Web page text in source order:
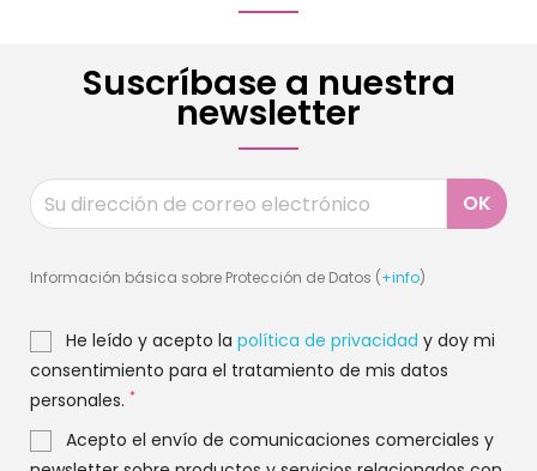
Suscríbase a nuestra
newsletter
Información básica sobre Protección de Datos (+info)
He leído y acepto la política de privacidad y doy mi
consentimiento para el tratamiento de mis datos
personales. *
Acepto el envío de comunicaciones comerciales y